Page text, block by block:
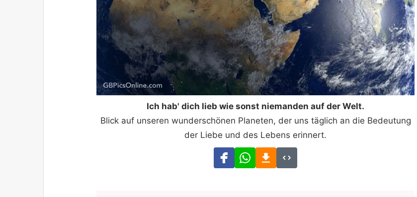
Ich hab' dich lieb wie sonst niemanden auf der Welt.
Blick auf unseren wunderschönen Planeten, der uns täglich an die Bedeutung
der Liebe und des Lebens erinnert.